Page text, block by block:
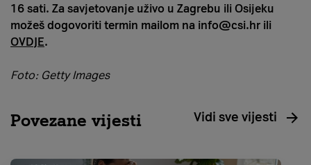
16 sati. Za savjetovanje uživo u Zagrebu ili Osijeku
možeš dogovoriti termin mailom na info@csi.hr ili
OVDJE.
Foto: Getty Images
Povezane vijesti Vidi sve vijesti